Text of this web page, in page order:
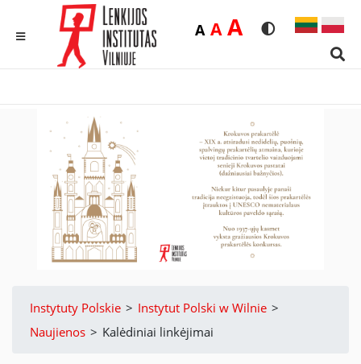
Rozmiar
ADomyślna
AŚrednia
ADużaWersja
Instytuty Polskie > Instytut Polski w Wilnie >
Naujienos > Kalėdiniai linkėjimai